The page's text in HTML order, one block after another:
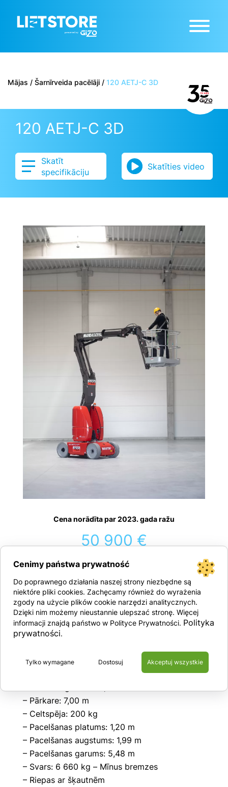
Mājas / Šarnīrveida pacēlāji / 120 AETJ-C 3D
120 AETJ-C 3D
Skatīt
specifikāciju
Skatīties video
Cena norādīta par 2023. gada ražu
50 900 €
Pievienot grozam
– Pārkare: 7,00 m
– Celtspēja: 200 kg
– Pacelšanas platums: 1,20 m
– Pacelšanas augstums: 1,99 m
– Pacelšanas garums: 5,48 m
– Svars: 6 660 kg – Mīnus bremzes
– Riepas ar šķautnēm
Cenimy państwa prywatność
Do poprawnego działania naszej strony niezbędne są
niektóre pliki cookies. Zachęcamy również do wyrażenia
zgody na użycie plików cookie narzędzi analitycznych.
Dzięki nim możemy nieustannie ulepszać stronę. Więcej
informacji znajdą państwo w Polityce Prywatności. Polityka
prywatności.
Dostosuj
Tylko wymagane Akceptuj wszystkie